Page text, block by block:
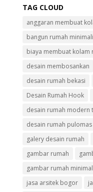
TAG CLOUD
anggaran membuat
bangun rumah
biaya membuat kolam
desain membosankan
desain rumah bekasi
Desain Rumah Hook
desain rumah modern
desain rumah pulomas
galery desain rumah
gambar rumah
gambar rumah
jasa arsitek bogor